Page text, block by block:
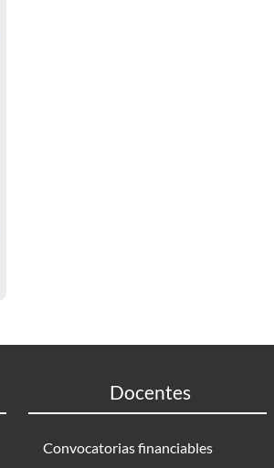
Docentes
Convocatorias financiables